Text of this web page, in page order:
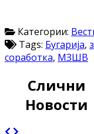
Категории:
Tags: Бугарија,
соработка, МЗШВ
Слични
Новости